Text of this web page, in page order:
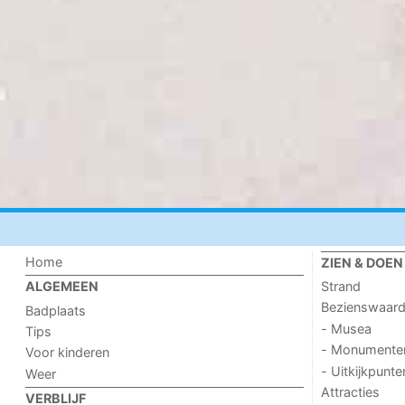
Home
ALGEMEEN
Badplaats
Tips
Voor kinderen
Weer
VERBLIJF
ZIEN & DOEN
Strand
- Musea
-
-
Attracties